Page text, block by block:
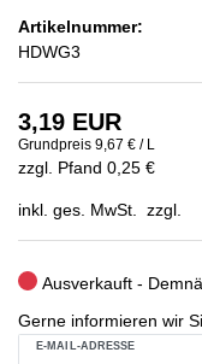
Artikelnummer:
HDWG3
3,19 EUR
Grundpreis 9,67 € / L
zzgl. Pfand 0,25 €
inkl. ges. MwSt. zzgl.
Ausverkauft -
Gerne informieren wir
E-MAIL-ADRESSE